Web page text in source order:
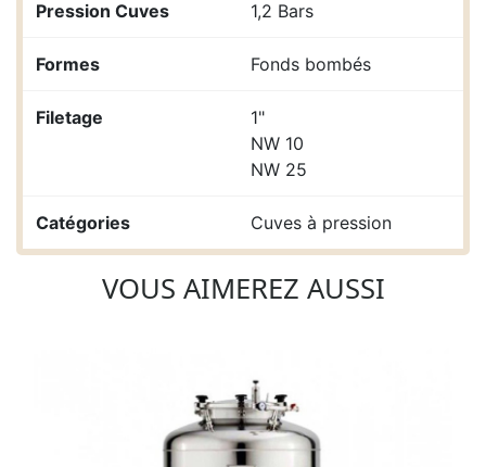
Pression Cuves 1,2 Bars
Formes Fonds bombés
Filetage
1"
NW 10
NW 25
Catégories Cuves à pression
VOUS AIMEREZ AUSSI